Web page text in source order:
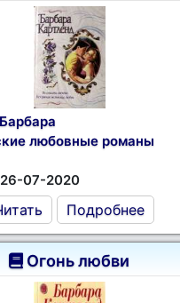
любовные романы
26-07-2020
Подробнее
Огонь любви